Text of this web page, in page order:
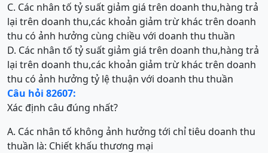
C. Các nhân tố tỷ suất giảm giá trên doanh thu,hàng trả
lại trên doanh thu,các khoản giảm trừ khác trên doanh
thu có ảnh hưởng cùng chiều với doanh thu thuần
D. Các nhân tố tỷ suất giảm giá trên doanh thu,hàng trả
lại trên doanh thu,các khoản giảm trừ khác trên doanh
thu có ảnh hưởng tỷ lệ thuận với doanh thu thuần
Câu hỏi 82607:
Xác định câu đúng nhất?
A. Các nhân tố không ảnh hưởng tới chỉ tiêu doanh thu
thuần là: Chiết khấu thương mại